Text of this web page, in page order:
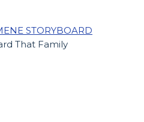
STORYBOARD